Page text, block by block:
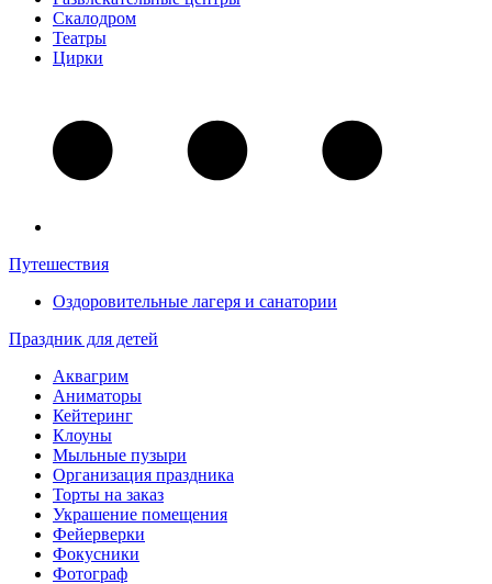
Скалодром
Театры
Цирки
Путешествия
Оздоровительные лагеря и санатории
Праздник для детей
Аквагрим
Аниматоры
Кейтеринг
Клоуны
Мыльные пузыри
Организация праздника
Торты на заказ
Украшение помещения
Фейерверки
Фокусники
Фотограф